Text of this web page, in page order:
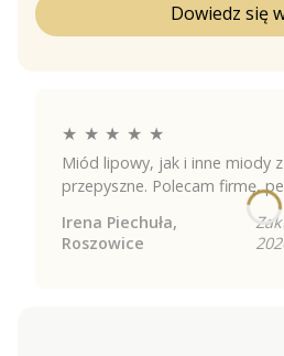
Dowiedz się
★ ★ ★ ★ ★
Miód lipowy, jak i inne miody
przepyszne. Polecam firmę,
Irena Piechuła,
Roszowice